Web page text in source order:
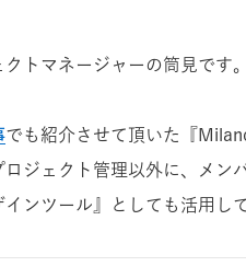
トマネージャーの筒見です。
でも紹介させて頂いた『
ロジェクト管理以外に、メン
ンツール』としても活用し